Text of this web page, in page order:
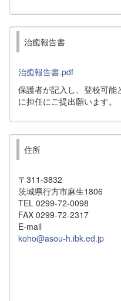
治癒報告書
治癒報告書.pdf
保護者が記入し、登校可能
に担任にご提出願います。
住所
〒311-3832
茨城県行方市麻生1806
TEL 0299-72-0098
FAX 0299-72-2317
E-mail
koho@asou-h.ibk.ed.jp